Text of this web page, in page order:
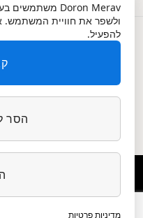
שירות לקוחות
הצהרת נגישות
Doron Merav משתמשים
ולשפר את חוויית המשתמש.
להפעיל.
הסר
מדיניות פרטיות